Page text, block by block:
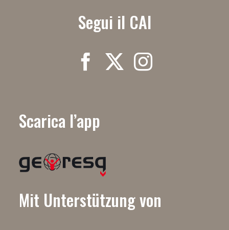
Segui il CAI
Scarica l’app
Mit Unterstützung von